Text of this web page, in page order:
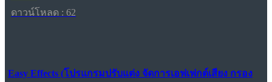
ดาวน์โหลด : 62
Easy Effects (โปรแกรมปรับแต่ง จัดการเอฟเฟกต์เสียง กรอง